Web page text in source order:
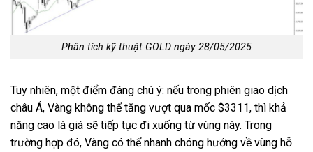
Phân tích kỹ thuật GOLD ngày 28/05/2025
Tuy nhiên, một điểm đáng chú ý: nếu trong phiên giao dịch
châu Á, Vàng không thể tăng vượt qua mốc $3311, thì khả
năng cao là giá sẽ tiếp tục đi xuống từ vùng này. Trong
trường hợp đó, Vàng có thể nhanh chóng hướng về vùng hỗ